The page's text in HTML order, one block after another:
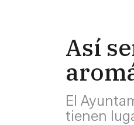
Así
El
tienen